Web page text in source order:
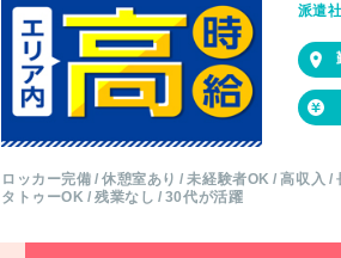
派遣
ロッカー完備 休憩室あり 未経験者OK 高収入
タトゥーOK
残業なし 30代が活躍